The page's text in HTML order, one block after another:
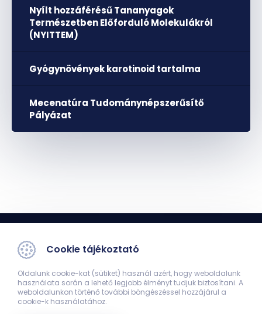
Nyílt hozzáférésű Tananyagok
Természetben Előforduló Molekulákról
(NYITTEM)
Gyógynövények karotinoid tartalma
Mecenatúra Tudománynépszerűsítő
Pályázat
Farmakognóziai Intézet
Cookie tájékoztató
Oldalunk cookie-kat (sütiket) használ azért, hogy weboldalunk
használata során a lehető legjobb élményt tudjuk biztosítani. A
weboldalunkon történő további böngészéssel hozzájárul a
cookie-k használatához.